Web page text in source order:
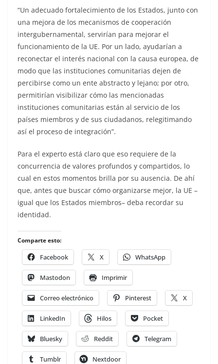
“Un adecuado fortalecimiento de los Estados, junto con
una mejora de los mecanismos de cooperación
intergubernamental, servirían para mejorar el
funcionamiento de la UE. Por un lado, ayudarían a
reconectar el interés nacional con la causa europea, de
modo que las instituciones comunitarias dejen de
percibirse como un ente abstracto y lejano; por otro,
permitirían visibilizar cómo las mencionadas
instituciones comunitarias están al servicio de los
países miembros y de sus ciudadanos, relegitimando
así el proceso de integración”.
Para el experto está claro que eso requiere de la
concurrencia de valores profundos y compartidos, lo
cual en estos momentos brilla por su ausencia. De ahí
que, antes que buscar cómo organizarse mejor, la UE –
igual que los Estados miembros– deba recordar su
identidad.
Comparte esto:
Facebook X WhatsApp
Mastodon Imprimir
Correo electrónico Pinterest X
LinkedIn Hilos Pocket
Bluesky Reddit Telegram
Tumblr Nextdoor